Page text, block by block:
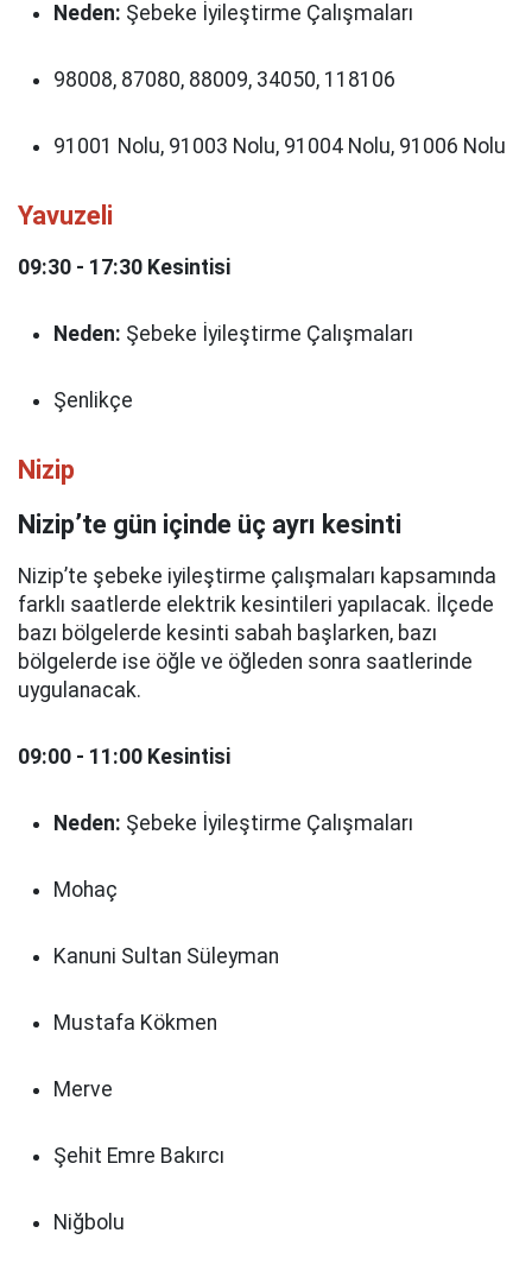
Neden: Şebeke İyileştirme Çalışmaları
98008, 87080, 88009, 34050, 118106
91001 Nolu, 91003 Nolu, 91004 Nolu, 91006 Nolu
Yavuzeli
09:30 - 17:30 Kesintisi
Neden: Şebeke İyileştirme Çalışmaları
Şenlikçe
Nizip
Nizip’te gün içinde üç ayrı kesinti
Nizip’te şebeke iyileştirme çalışmaları kapsamında
farklı saatlerde elektrik kesintileri yapılacak. İlçede
bazı bölgelerde kesinti sabah başlarken, bazı
bölgelerde ise öğle ve öğleden sonra saatlerinde
uygulanacak.
09:00 - 11:00 Kesintisi
Neden: Şebeke İyileştirme Çalışmaları
Mohaç
Kanuni Sultan Süleyman
Mustafa Kökmen
Merve
Şehit Emre Bakırcı
Niğbolu